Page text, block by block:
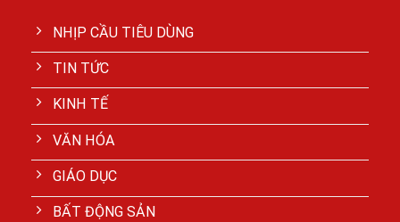
NHỊP CẦU TIÊU DÙNG
TIN TỨC
KINH TẾ
VĂN HÓA
GIÁO DỤC
BẤT ĐỘNG SẢN